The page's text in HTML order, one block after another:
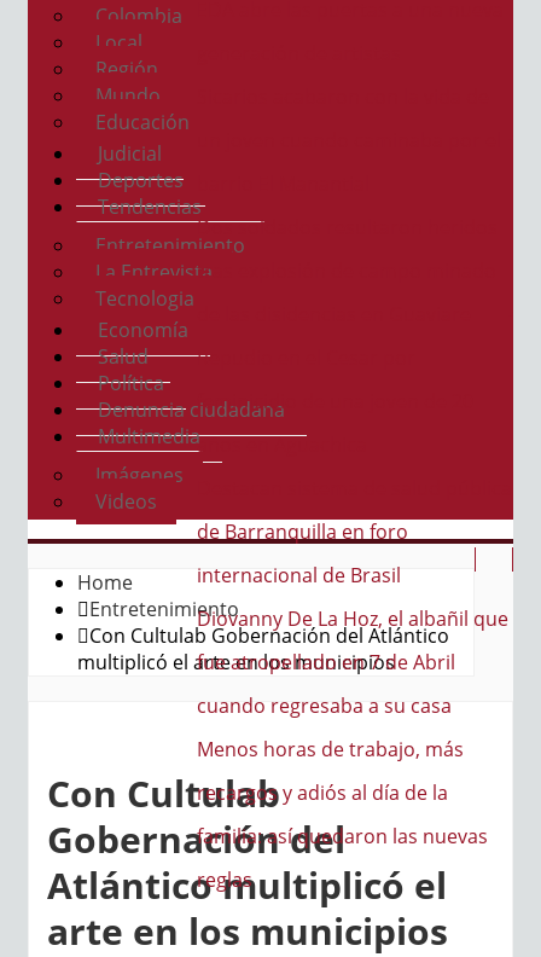
Dos soldados resultaron heridos
tras explosión de campo minado
Repudio en el Cesar por
feminicidio de una joven de 20
años en Aguachica
de Barranquilla en foro
internacional de Brasil
Diovanny De La Hoz, el albañil que
fue atropellado en 7 de Abril
cuando regresaba a su casa
Menos horas de trabajo, más
recargos y adiós al día de la
familia: así quedaron las nuevas
reglas
Colombia
Local
Región
Mundo
Educación
Judicial
Deportes
Tendencias
Entretenimiento
La Entrevista
Tecnologia
Economía
Salud
Política
Denuncia ciudadana
Multimedia
Imágenes
Videos
Home
Entretenimiento
Con Cultulab Gobernación del Atlántico
multiplicó el arte en los municipios
Con Cultulab
Gobernación del
Atlántico multiplicó el
arte en los municipios